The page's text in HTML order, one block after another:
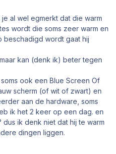
al wel egmerkt dat die warm
wordt die soms zeer warm en
beschadigd wordt gaat hij
kan (denk ik) beter tegen
ook een Blue Screen Of
scherm (of wit of zwart) en
aan de hardware, soms
ik het 2 keer op een dag. en
ik denk niet dat hij te warm
dingen liggen.